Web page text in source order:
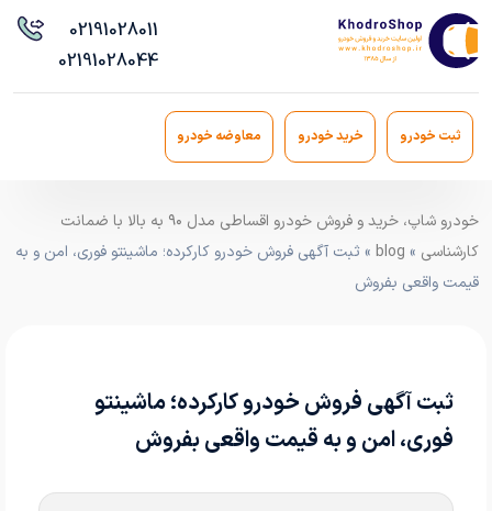
02191028011
02191028044
ثبت خودرو خرید خودرو معاوضه خودرو
خودرو شاپ، خرید و فروش خودرو اقساطی مدل ۹۰ به بالا با ضمانت
کارشناسی »
blog » ثبت آگهی فروش خودرو کارکرده؛ ماشینتو فوری، امن و به
قیمت واقعی بفروش
ثبت آگهی فروش خودرو کارکرده؛ ماشینتو
فوری، امن و به قیمت واقعی بفروش